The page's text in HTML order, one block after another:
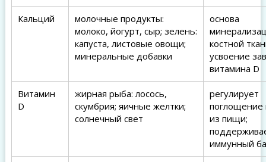
Кальций
молочные продукты:
молоко, йогурт, сыр; зелень:
капуста, листовые овощи;
минеральные добавки
основа
костной
усвоение
витамина D
Витамин
D
жирная рыба: лосось,
скумбрия; яичные желтки;
солнечный свет
регулирует
поглощение
из пищи;
иммунный